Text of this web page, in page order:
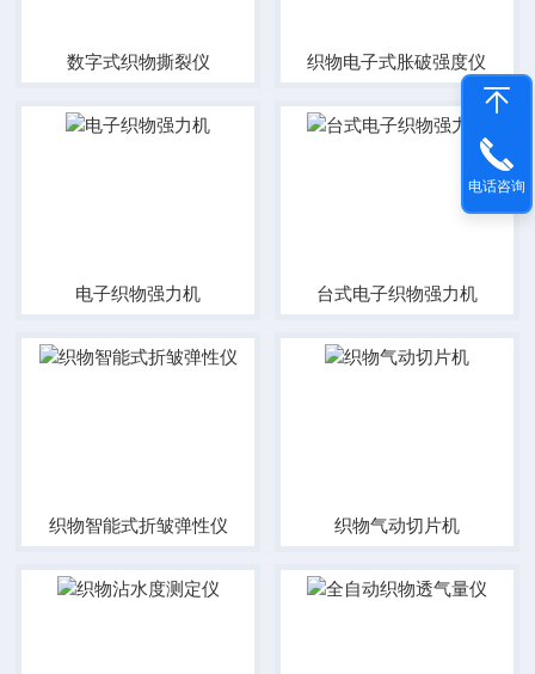
数字式织物撕裂仪 织物电子式胀破强度仪
电子织物强力机 台式电子织物强力机
织物智能式折皱弹性仪 织物气动切片机
电话咨询